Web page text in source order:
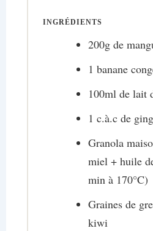
INGRÉDIENTS
200g de
1 banane
100ml de lait
1 c.à.c de
Granola
miel + huile
min à 170°C)
Graines de
kiwi